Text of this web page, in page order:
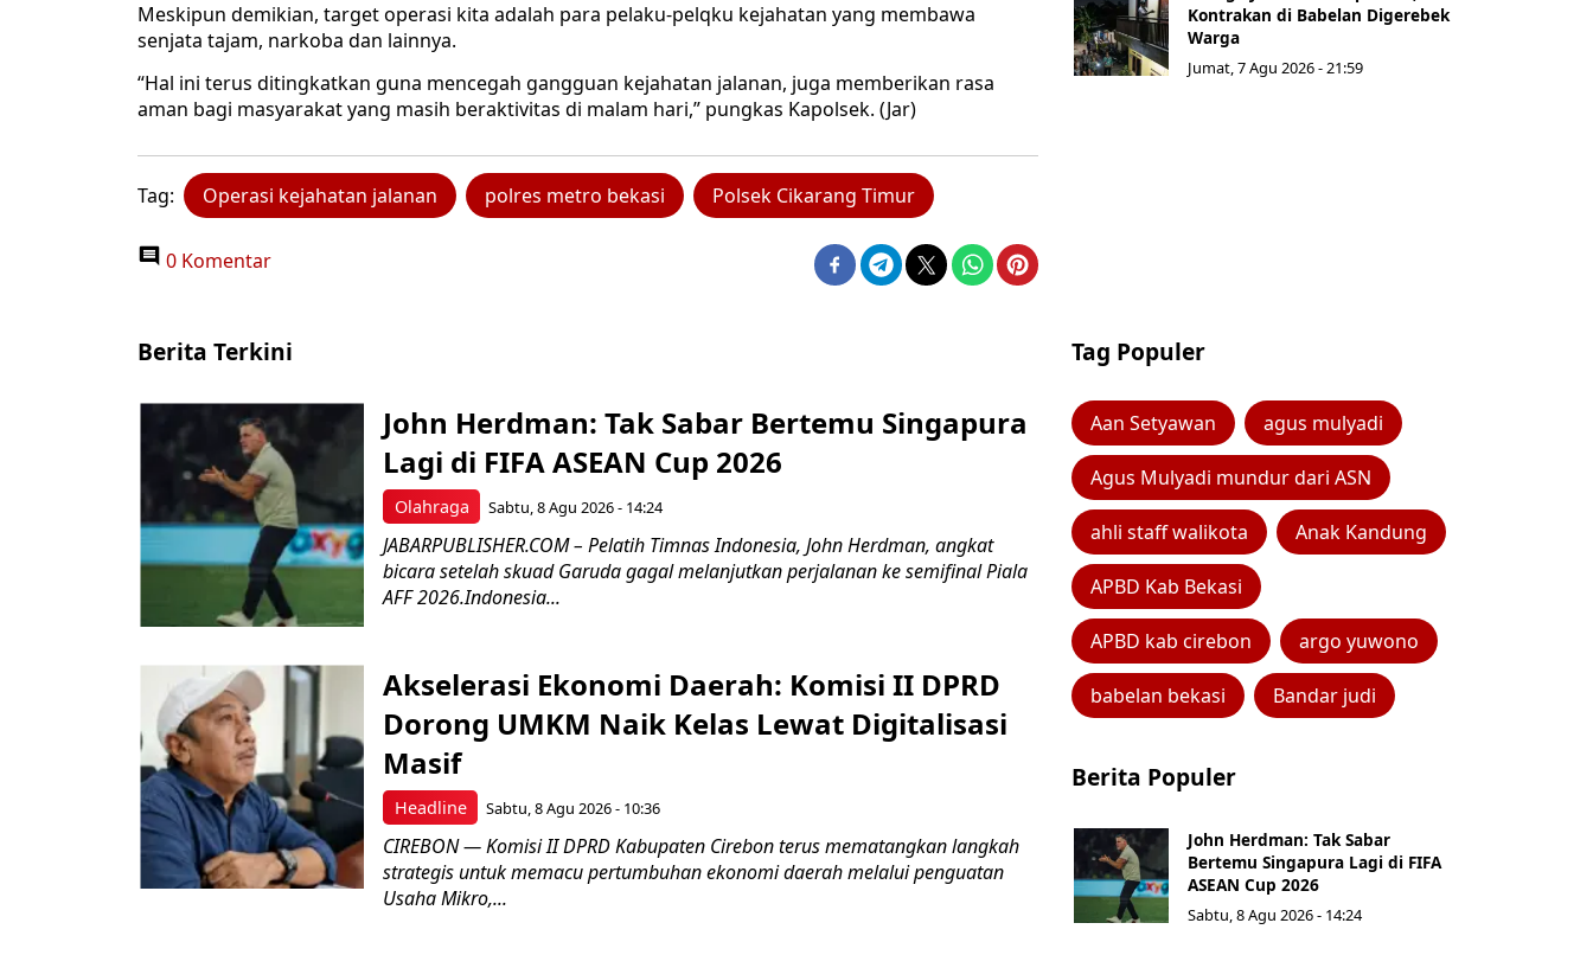
Meskipun demikian, target operasi kita adalah para pelaku-pelqku kejahatan yang membawa
senjata tajam, narkoba dan lainnya.
“Hal ini terus ditingkatkan guna mencegah gangguan kejahatan jalanan, juga memberikan rasa
aman bagi masyarakat yang masih beraktivitas di malam hari,” pungkas Kapolsek. (Jar)
Tag: Operasi kejahatan jalanan polres metro bekasi Polsek Cikarang Timur
0 Komentar
Kontrakan di Babelan Digerebek
Warga
Jumat, 7 Agu 2026 - 21:59
Berita Terkini
Olahraga
John Herdman: Tak Sabar Bertemu Singapura
Lagi di FIFA ASEAN Cup 2026
Sabtu, 8 Agu 2026 - 14:24
JABARPUBLISHER.COM – Pelatih Timnas Indonesia, John Herdman, angkat
bicara setelah skuad Garuda gagal melanjutkan perjalanan ke semifinal Piala
AFF 2026.Indonesia...
Headline
Akselerasi Ekonomi Daerah: Komisi II DPRD
Dorong UMKM Naik Kelas Lewat Digitalisasi
Masif
Sabtu, 8 Agu 2026 - 10:36
CIREBON — Komisi II DPRD Kabupaten Cirebon terus mematangkan langkah
strategis untuk memacu pertumbuhan ekonomi daerah melalui penguatan
Usaha Mikro,...
Tag Populer
Aan Setyawan agus mulyadi
Agus Mulyadi mundur dari ASN
ahli staff walikota Anak Kandung
APBD Kab Bekasi
APBD kab cirebon argo yuwono
babelan bekasi Bandar judi
Berita Populer
John Herdman: Tak Sabar
Bertemu Singapura Lagi di FIFA
ASEAN Cup 2026
Sabtu, 8 Agu 2026 - 14:24